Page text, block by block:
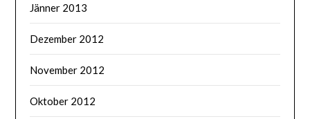
Jänner 2013
Dezember 2012
November 2012
Oktober 2012